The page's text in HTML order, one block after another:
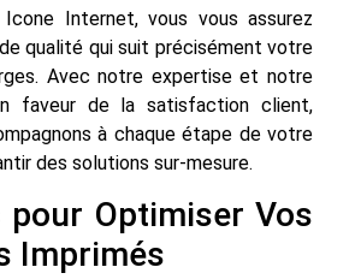
Icone Internet, vous vous assurez
qualité qui suit précisément votre
Avec notre expertise et notre
faveur de la satisfaction client,
à chaque étape de votre
des solutions sur-mesure.
pour Optimiser Vos
Imprimés